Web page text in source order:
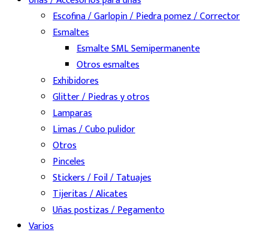
Escofina / Garlopin / Piedra pomez / Corrector
Esmaltes
Esmalte SML Semipermanente
Otros esmaltes
Exhibidores
Glitter / Piedras y otros
Lamparas
Limas / Cubo pulidor
Otros
Pinceles
Stickers / Foil / Tatuajes
Tijeritas / Alicates
Uñas postizas / Pegamento
Varios